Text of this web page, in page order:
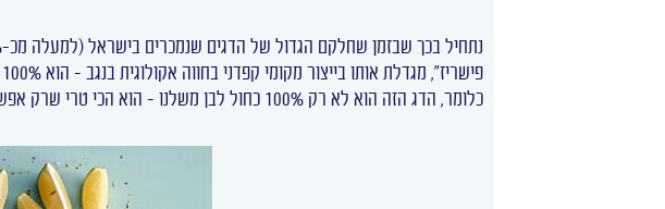
כלומר, הדג הזה הוא לא רק 100% כחול לבן משלנו – הוא הכי טרי שרק אפשר.